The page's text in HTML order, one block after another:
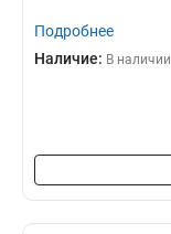
Подробнее
Наличие: В наличии